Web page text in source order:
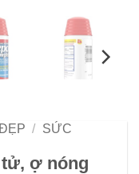
/ SỨC
ợ nóng